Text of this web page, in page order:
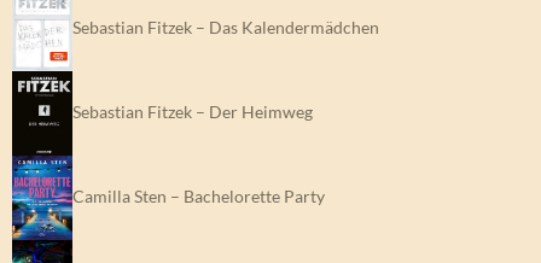
Sebastian Fitzek – Das Kalendermädchen
Sebastian Fitzek – Der Heimweg
Camilla Sten – Bachelorette Party